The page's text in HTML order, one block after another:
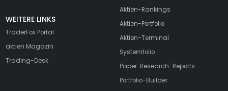
WEITERE LINKS
TraderFox Portal
aktien Magazin
Trading-Desk
Aktien-Rankings
Aktien-Portfolio
Aktien-Terminal
Systemfolio
Paper: Research-Reports
Portfolio-Builder